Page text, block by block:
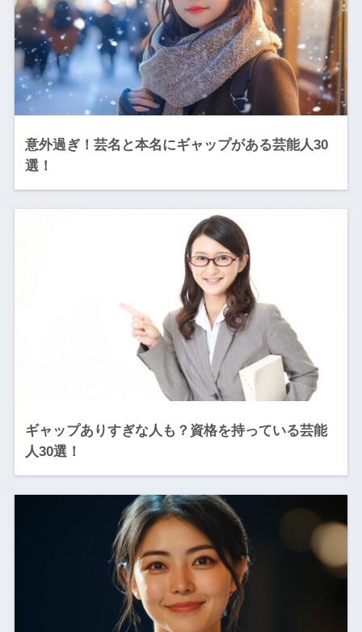
意外過ぎ！芸名と本名にギャップがある芸能人30
選！
ギャップありすぎな人も？資格を持っている芸能
人30選！